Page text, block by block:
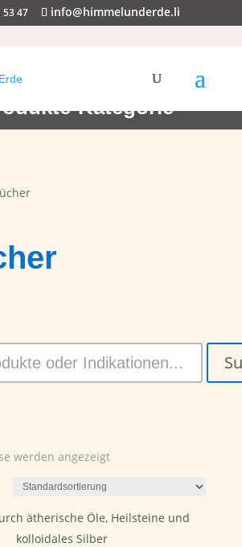
53 47 info@himmelunderde.li
Kategorie
werden angezeigt